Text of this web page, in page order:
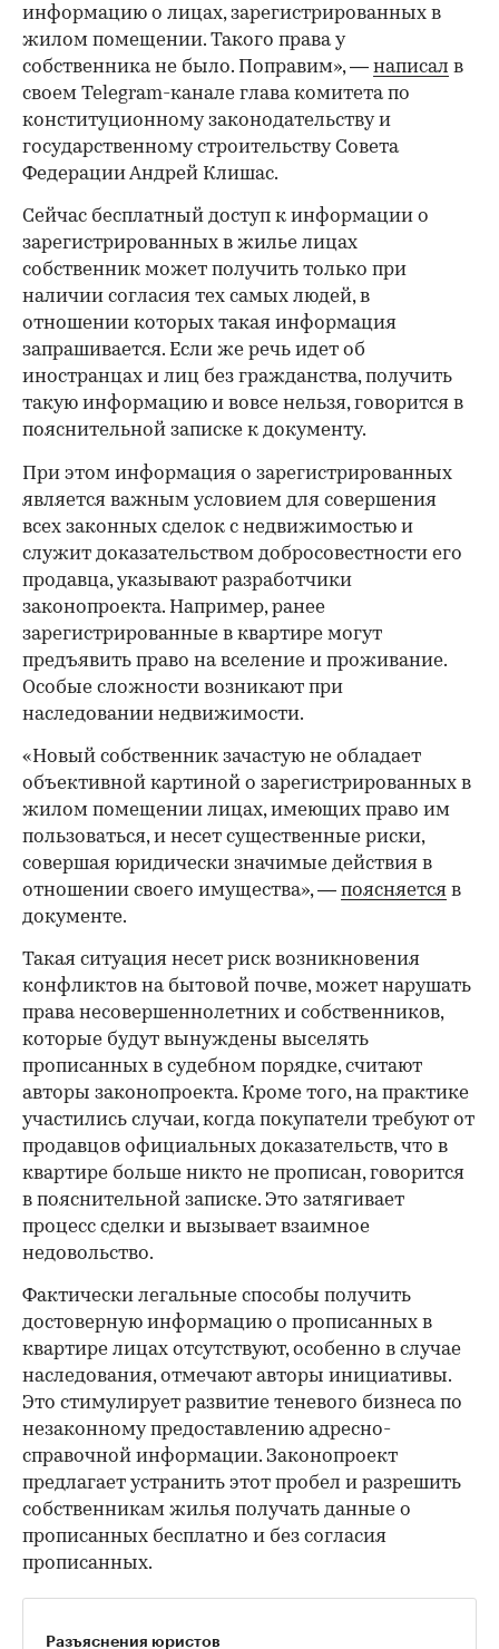
информацию о лицах, зарегистрированных в
жилом помещении. Такого права у
собственника не было. Поправим», — написал в
своем Telegram-канале глава комитета по
конституционному законодательству и
государственному строительству Совета
Федерации Андрей Клишас.
Сейчас бесплатный доступ к информации о
зарегистрированных в жилье лицах
собственник может получить только при
наличии согласия тех самых людей, в
отношении которых такая информация
запрашивается. Если же речь идет об
иностранцах и лиц без гражданства, получить
такую информацию и вовсе нельзя, говорится в
пояснительной записке к документу.
При этом информация о зарегистрированных
является важным условием для совершения
всех законных сделок с недвижимостью и
служит доказательством добросовестности его
продавца, указывают разработчики
законопроекта. Например, ранее
зарегистрированные в квартире могут
предъявить право на вселение и проживание.
Особые сложности возникают при
наследовании недвижимости.
«Новый собственник зачастую не обладает
объективной картиной о зарегистрированных в
жилом помещении лицах, имеющих право им
пользоваться, и несет существенные риски,
совершая юридически значимые действия в
отношении своего имущества», — поясняется в
документе.
Такая ситуация несет риск возникновения
конфликтов на бытовой почве, может нарушать
права несовершеннолетних и собственников,
которые будут вынуждены выселять
прописанных в судебном порядке, считают
авторы законопроекта. Кроме того, на практике
участились случаи, когда покупатели требуют от
продавцов официальных доказательств, что в
квартире больше никто не прописан, говорится
в пояснительной записке. Это затягивает
процесс сделки и вызывает взаимное
недовольство.
Фактически легальные способы получить
достоверную информацию о прописанных в
квартире лицах отсутствуют, особенно в случае
наследования, отмечают авторы инициативы.
Это стимулирует развитие теневого бизнеса по
незаконному предоставлению адресно-
справочной информации. Законопроект
предлагает устранить этот пробел и разрешить
собственникам жилья получать данные о
прописанных бесплатно и без согласия
прописанных.
Разъяснения юристов